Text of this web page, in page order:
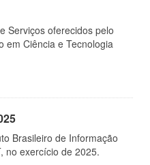
Serviços oferecidos pelo
em Ciência e Tecnologia
Brasileiro de Informação
no exercício de 2025.